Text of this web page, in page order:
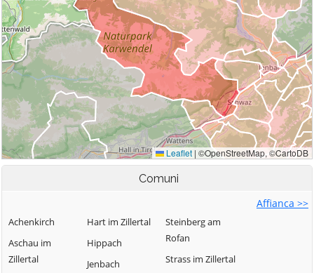
Comuni
Affianca >>
Achenkirch
Aschau im
Zillertal
Hart im Zillertal
Hippach
Jenbach
Steinberg am
Rofan
Strass im Zillertal